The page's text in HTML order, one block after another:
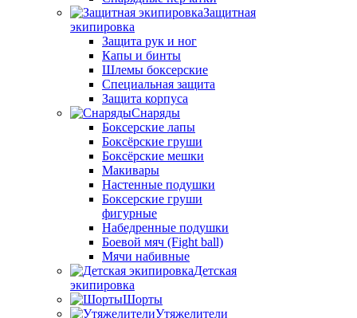
Защитная
экипировка
Защита рук и ног
Капы и бинты
Шлемы боксерские
Специальная защита
Защита корпуса
Снаряды
Боксерские лапы
Боксёрские груши
Боксёрские мешки
Макивары
Настенные подушки
Боксерские груши
фигурные
Набедренные подушки
Боевой мяч (Fight ball)
Мячи набивные
Детская
экипировка
Шорты
Утяжелители